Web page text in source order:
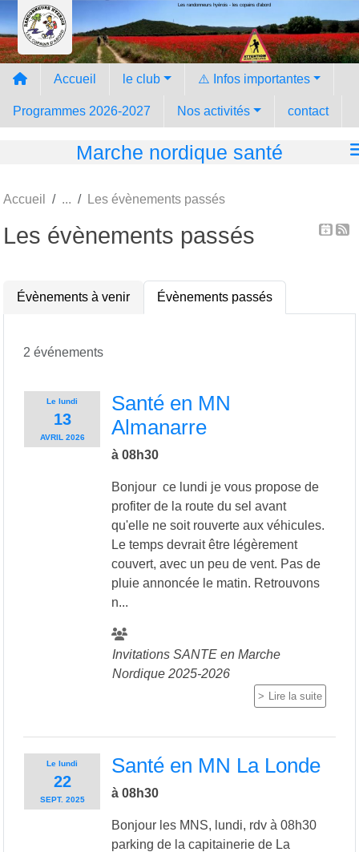
Les randonneurs hyèrois - les copains d'abord
Accueil le club ⚠️ Infos importantes
Programmes 2026-2027 Nos activités contact
Marche nordique santé
Accueil Les évènements passés
Les évènements passés
Évènements à venir Évènements passés
2 événements
Lelundi
13
AVRIL 2026
Santé en MN
Almanarre
à 08h30
Bonjour ce lundi je vous propose de
profiter de la route du sel avant
qu'elle ne soit rouverte aux véhicules.
Le temps devrait être légèrement
couvert, avec un peu de vent. Pas de
pluie annoncée le matin. Retrouvons
n...
Invitations SANTE en Marche
Nordique 2025-2026
Lire la suite
Lelundi
22
SEPT. 2025
Santé en MN La Londe
à 08h30
Bonjour les MNS, lundi, rdv à 08h30
parking de la capitainerie de La
Panneau de gestion des cookies